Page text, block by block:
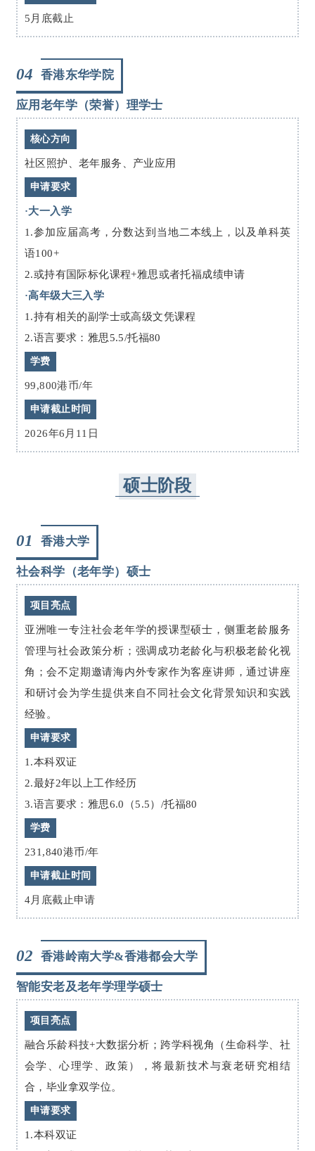
5月底截止
04 香港东华学院
应用老年学（荣誉）理学士
核心方向
社区照护、老年服务、产业应用
申请要求
·大一入学
1.参加应届高考，分数达到当地二本线上，以及单科英
语100+
2.或持有国际标化课程+雅思或者托福成绩申请
·高年级大三入学
1.持有相关的副学士或高级文凭课程
2.语言要求：雅思5.5/托福80
学费
99,800港币/年
申请截止时间
2026年6月11日
硕士阶段
01 香港大学
社会科学（老年学）硕士
项目亮点
亚洲唯一专注社会老年学的授课型硕士，侧重老龄服务
管理与社会政策分析；强调成功老龄化与积极老龄化视
角；会不定期邀请海内外专家作为客座讲师，通过讲座
和研讨会为学生提供来自不同社会文化背景知识和实践
经验。
申请要求
1.本科双证
2.最好2年以上工作经历
3.语言要求：雅思6.0（5.5）/托福80
学费
231,840港币/年
申请截止时间
4月底截止申请
02 香港岭南大学&香港都会大学
智能安老及老年学理学硕士
项目亮点
融合乐龄科技+大数据分析；跨学科视角（生命科学、社
会学、心理学、政策），将最新技术与衰老研究相结
合，毕业拿双学位。
申请要求
1.本科双证